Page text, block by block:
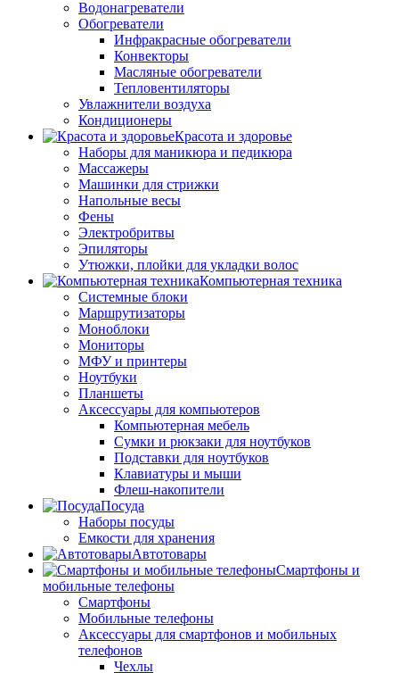
Водонагреватели
Обогреватели
Инфракрасные обогреватели
Конвекторы
Масляные обогреватели
Тепловентиляторы
Увлажнители воздуха
Кондиционеры
Красота и здоровье
Наборы для маникюра и педикюра
Массажеры
Машинки для стрижки
Напольные весы
Фены
Электробритвы
Эпиляторы
Утюжки, плойки для укладки волос
Компьютерная техника
Системные блоки
Маршрутизаторы
Моноблоки
Мониторы
МФУ и принтеры
Ноутбуки
Планшеты
Аксессуары для компьютеров
Компьютерная мебель
Сумки и рюкзаки для ноутбуков
Подставки для ноутбуков
Клавиатуры и мыши
Флеш-накопители
Посуда
Наборы посуды
Емкости для хранения
Автотовары
Смартфоны и
мобильные телефоны
Смартфоны
Мобильные телефоны
Аксессуары для смартфонов и мобильных
телефонов
Чехлы